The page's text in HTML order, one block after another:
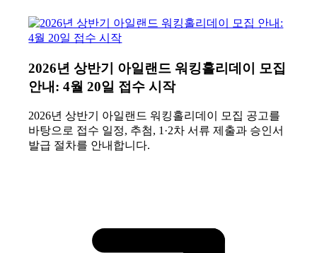
2026년 상반기 아일랜드 워킹홀리데이 모집
안내: 4월 20일 접수 시작
2026년 상반기 아일랜드 워킹홀리데이 모집 공고를
바탕으로 접수 일정, 추첨, 1·2차 서류 제출과 승인서
발급 절차를 안내합니다.